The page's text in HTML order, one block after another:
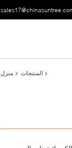
منزل المنتجات